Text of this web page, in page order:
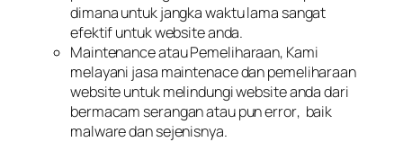
dimana untuk jangka waktu lama sangat
efektif untuk website anda.
Maintenanceatau Pemeliharaan, Kami
melayani jasa maintenacedan pemeliharaan
website untuk melindungi website anda dari
bermacam serangan atau punerror, baik
malwaredan sejenisnya.